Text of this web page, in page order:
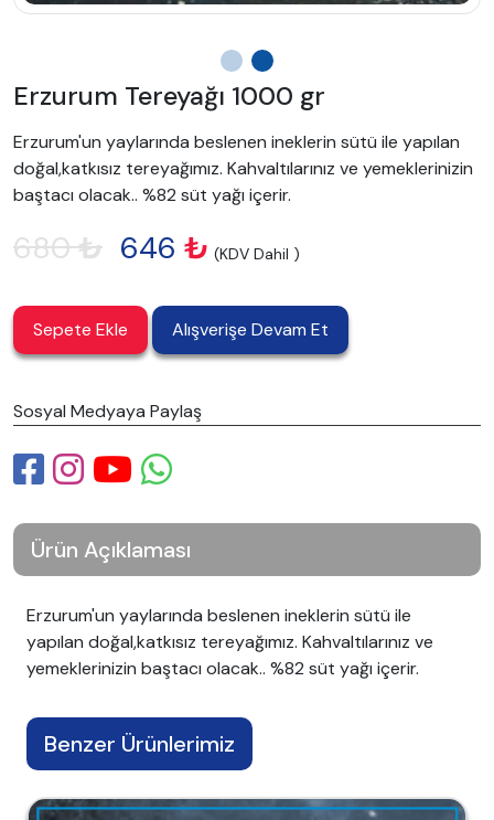
Erzurum Tereyağı 1000 gr
Erzurum'un yaylarında beslenen ineklerin sütü ile yapılan
doğal,katkısız tereyağımız. Kahvaltılarınız ve yemeklerinizin
baştacı olacak.. %82 süt yağı içerir.
680₺ 646 ₺ (KDV Dahil )
Sepete Ekle Alışverişe Devam Et
Sosyal Medyaya Paylaş
Ürün Açıklaması
Erzurum'un yaylarında beslenen ineklerin sütü ile
yapılan doğal,katkısız tereyağımız. Kahvaltılarınız ve
yemeklerinizin baştacı olacak.. %82 süt yağı içerir.
Benzer Ürünlerimiz